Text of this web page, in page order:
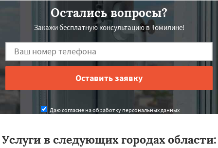
Остались вопросы?
Закажи бесплатную консультацию в Томилине!
Даю согласие на обработку персональных данных
Услуги в следующих городах области: